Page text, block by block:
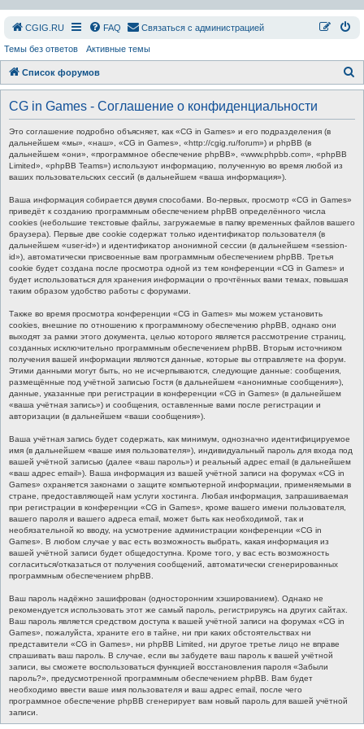
СGIG.RU FAQ Связаться с администрацией
Темы без ответов Активные темы
Список форумов
о
CG in Games - Соглашение о конфиденциальности
Это соглашение подробно объясняет, как «CG in Games» и его подразделения (в
дальнейшем «мы», «наш», «CG in Games», «http://cgig.ru/forum») и phpBB (в
дальнейшем «они», «программное обеспечение phpBB», «www.phpbb.com», «phpBB
Limited», «phpBB Teams») используют информацию, полученную во время любой из
ваших пользовательских сессий (в дальнейшем «ваша информация»).
Ваша информация собирается двумя способами. Во-первых, просмотр «CG in Games»
приведёт к созданию программным обеспечением phpBB определённого числа
cookies (небольшие текстовые файлы, загружаемые в папку временных файлов вашего
браузера). Первые две cookie содержат только идентификатор пользователя (в
дальнейшем «user-id») и идентификатор анонимной сессии (в дальнейшем «session-
id»), автоматически присвоенные вам программным обеспечением phpBB. Третья
cookie будет создана после просмотра одной из тем конференции «CG in Games» и
будет использоваться для хранения информации о прочтённых вами темах, повышая
таким образом удобство работы с форумами.
Также во время просмотра конференции «CG in Games» мы можем установить
cookies, внешние по отношению к программному обеспечению phpBB, однако они
выходят за рамки этого документа, целью которого является рассмотрение страниц,
созданных исключительно программным обеспечением phpBB. Вторым источником
получения вашей информации являются данные, которые вы отправляете на форум.
Этими данными могут быть, но не исчерпываются, следующие данные: сообщения,
размещённые под учётной записью Гостя (в дальнейшем «анонимные сообщения»),
данные, указанные при регистрации в конференции «CG in Games» (в дальнейшем
«ваша учётная запись») и сообщения, оставленные вами после регистрации и
авторизации (в дальнейшем «ваши сообщения»).
Ваша учётная запись будет содержать, как минимум, однозначно идентифицируемое
имя (в дальнейшем «ваше имя пользователя»), индивидуальный пароль для входа под
вашей учётной записью (далее «ваш пароль») и реальный адрес email (в дальнейшем
«ваш адрес email»). Ваша информация из вашей учётной записи на форумах «CG in
Games» охраняется законами о защите компьютерной информации, применяемыми в
стране, предоставляющей нам услуги хостинга. Любая информация, запрашиваемая
при регистрации в конференции «CG in Games», кроме вашего имени пользователя,
вашего пароля и вашего адреса email, может быть как необходимой, так и
необязательной ко вводу, на усмотрение администрации конференции «CG in
Games». В любом случае у вас есть возможность выбрать, какая информация из
вашей учётной записи будет общедоступна. Кроме того, у вас есть возможность
согласиться/отказаться от получения сообщений, автоматически сгенерированных
программным обеспечением phpBB.
Ваш пароль надёжно зашифрован (односторонним хэшированием). Однако не
рекомендуется использовать этот же самый пароль, регистрируясь на других сайтах.
Ваш пароль является средством доступа к вашей учётной записи на форумах «CG in
Games», пожалуйста, храните его в тайне, ни при каких обстоятельствах ни
представители «CG in Games», ни phpBB Limited, ни другое третье лицо не вправе
спрашивать ваш пароль. В случае, если вы забудете ваш пароль к вашей учётной
записи, вы сможете воспользоваться функцией восстановления пароля «Забыли
пароль?», предусмотренной программным обеспечением phpBB. Вам будет
необходимо ввести ваше имя пользователя и ваш адрес email, после чего
программное обеспечение phpBB сгенерирует вам новый пароль для вашей учётной
записи.